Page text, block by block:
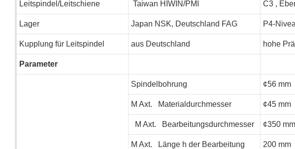
Leitspindel/Leitschiene Taiwan HIWIN/PMI C3 ,
Lager Japan NSK, Deutschland FAG P4-
Kupplung für Leitspindel aus Deutschland hohe
Parameter
Spindelbohrung ¢56 mm
M Axt. Materialdurchmesser ¢45 mm
M Axt. Bearbeitungsdurchmesser ¢350 mm
M Axt. Länge h der Bearbeitung 200 mm